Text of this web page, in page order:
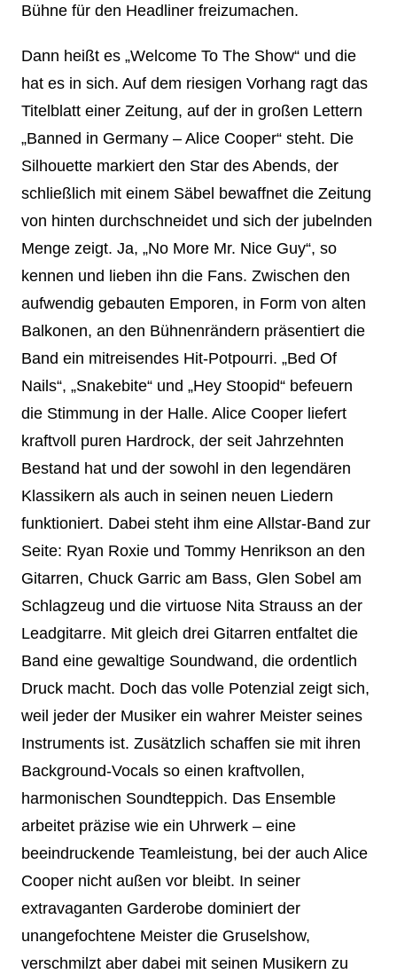
Bühne für den Headliner freizumachen.
Dann heißt es „Welcome To The Show“ und die
hat es in sich. Auf dem riesigen Vorhang ragt das
Titelblatt einer Zeitung, auf der in großen Lettern
„Banned in Germany – Alice Cooper“ steht. Die
Silhouette markiert den Star des Abends, der
schließlich mit einem Säbel bewaffnet die Zeitung
von hinten durchschneidet und sich der jubelnden
Menge zeigt. Ja, „No More Mr. Nice Guy“, so
kennen und lieben ihn die Fans. Zwischen den
aufwendig gebauten Emporen, in Form von alten
Balkonen, an den Bühnenrändern präsentiert die
Band ein mitreisendes Hit-Potpourri. „Bed Of
Nails“, „Snakebite“ und „Hey Stoopid“ befeuern
die Stimmung in der Halle. Alice Cooper liefert
kraftvoll puren Hardrock, der seit Jahrzehnten
Bestand hat und der sowohl in den legendären
Klassikern als auch in seinen neuen Liedern
funktioniert. Dabei steht ihm eine Allstar-Band zur
Seite: Ryan Roxie und Tommy Henrikson an den
Gitarren, Chuck Garric am Bass, Glen Sobel am
Schlagzeug und die virtuose Nita Strauss an der
Leadgitarre. Mit gleich drei Gitarren entfaltet die
Band eine gewaltige Soundwand, die ordentlich
Druck macht. Doch das volle Potenzial zeigt sich,
weil jeder der Musiker ein wahrer Meister seines
Instruments ist. Zusätzlich schaffen sie mit ihren
Background-Vocals so einen kraftvollen,
harmonischen Soundteppich. Das Ensemble
arbeitet präzise wie ein Uhrwerk – eine
beeindruckende Teamleistung, bei der auch Alice
Cooper nicht außen vor bleibt. In seiner
extravaganten Garderobe dominiert der
unangefochtene Meister die Gruselshow,
verschmilzt aber dabei mit seinen Musikern zu